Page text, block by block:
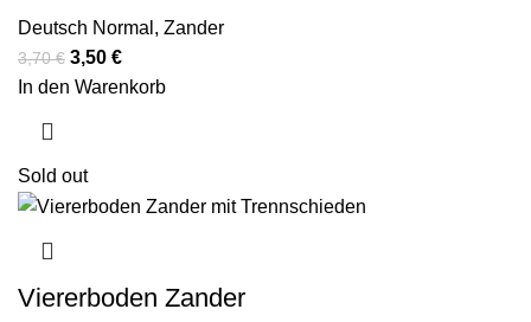
Deutsch Normal , Zander
3,70€ Ursprünglicher
Preis
3,50 €Aktueller
Preis
In den Warenkorb
Sold out
Viererboden Zander